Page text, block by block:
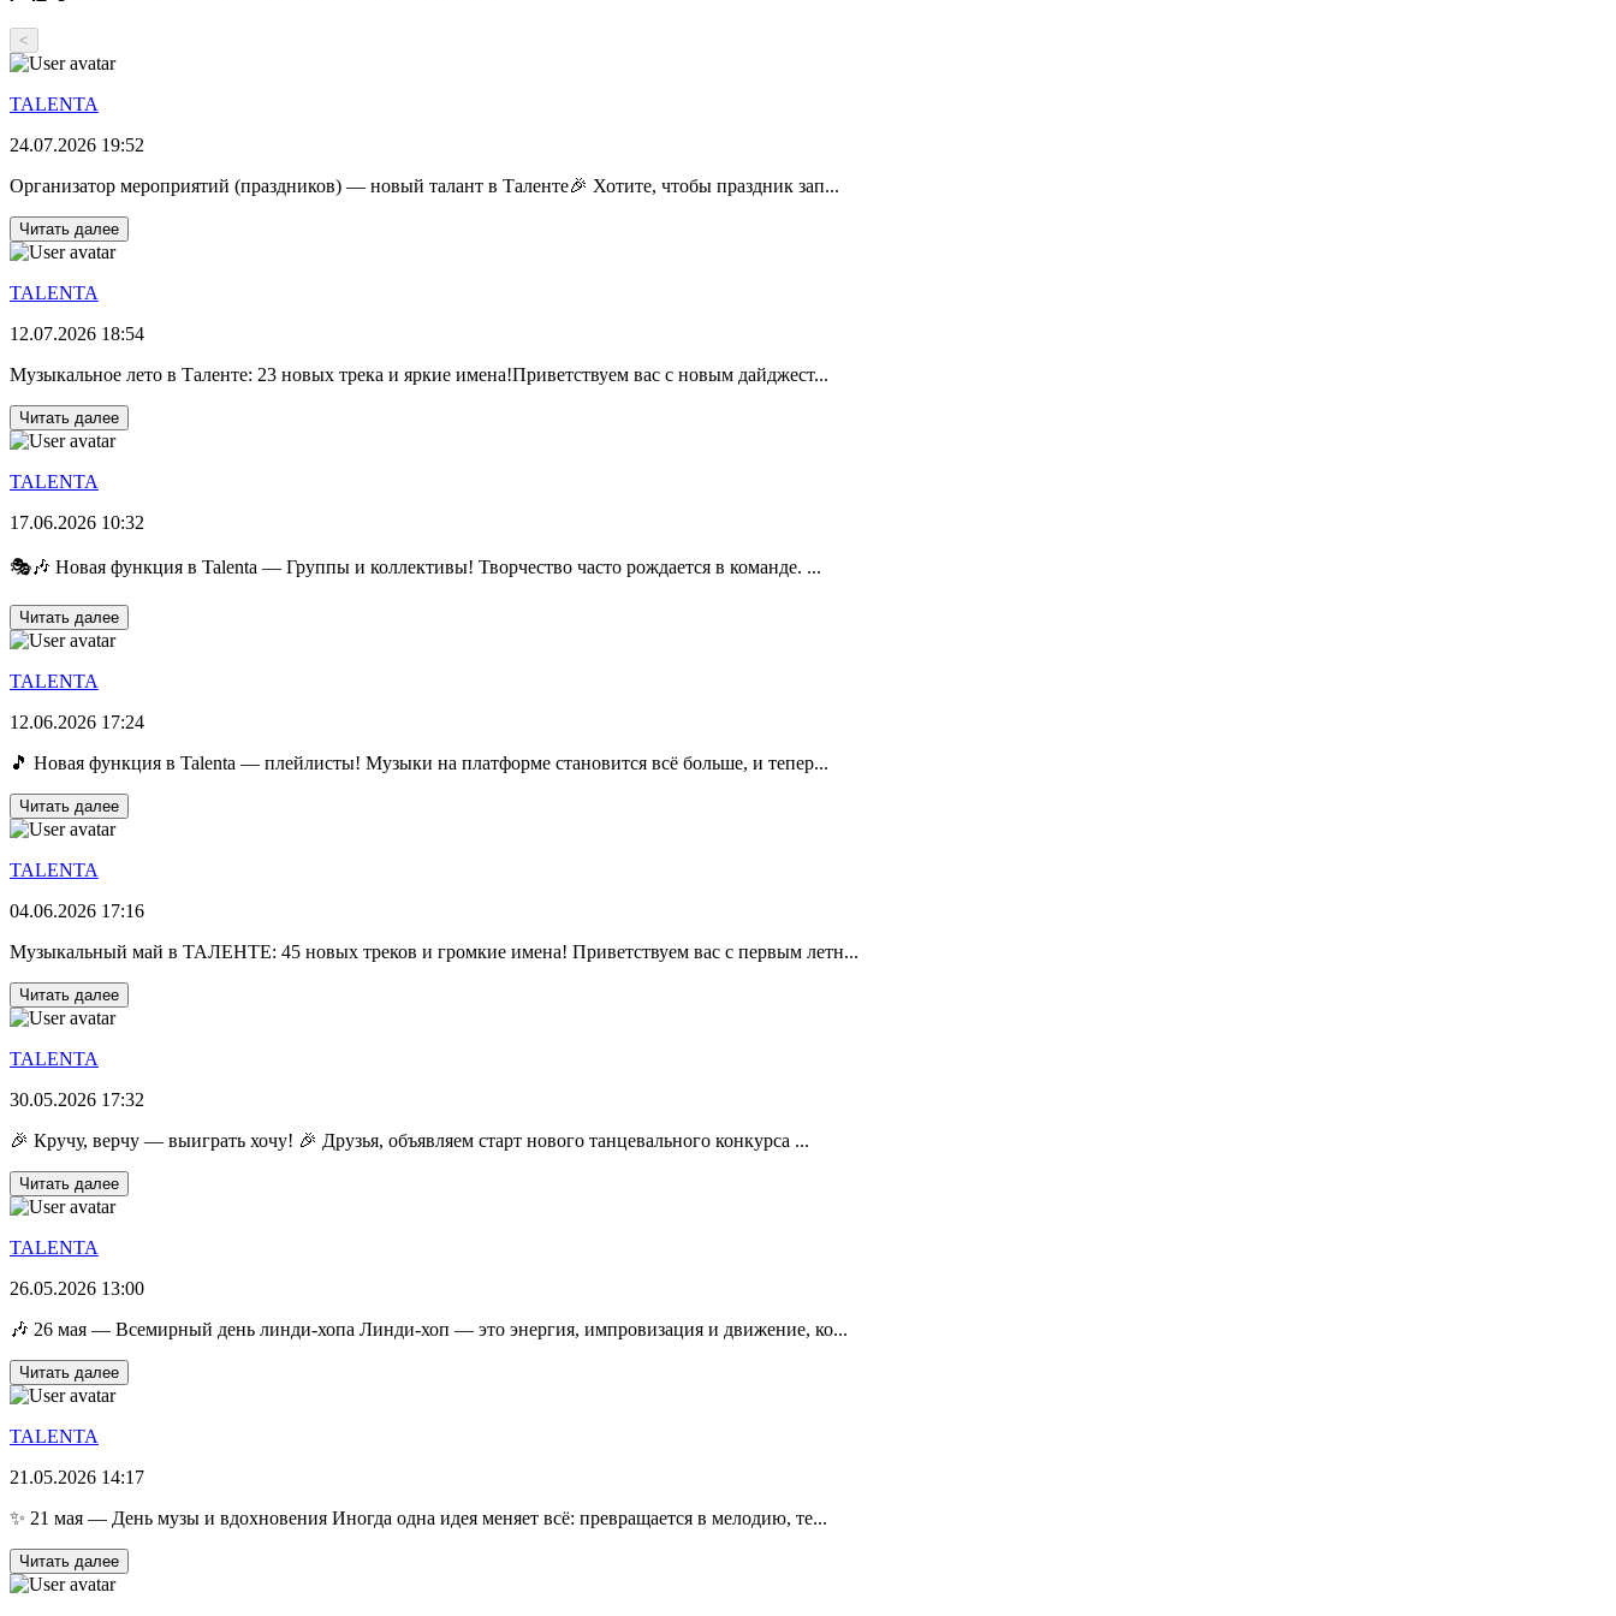
<
TALENTA
24.07.2026 19:52
Организатор мероприятий (праздников) — новый талант в Таленте🎉 Хотите, чтобы праздник зап...
Читать далее
TALENTA
12.07.2026 18:54
Музыкальное лето в Таленте: 23 новых трека и яркие имена!Приветствуем вас с новым дайджест...
Читать далее
TALENTA
17.06.2026 10:32
🎭🎶 Новая функция в Talenta — Группы и коллективы! Творчество часто рождается в команде. ...
Читать далее
TALENTA
12.06.2026 17:24
🎵 Новая функция в Talenta — плейлисты! Музыки на платформе становится всё больше, и тепер...
Читать далее
TALENTA
04.06.2026 17:16
Музыкальный май в ТАЛЕНТЕ: 45 новых треков и громкие имена! Приветствуем вас с первым летн...
Читать далее
TALENTA
30.05.2026 17:32
🎉 Кручу, верчу — выиграть хочу! 🎉 Друзья, объявляем старт нового танцевального конкурса ...
Читать далее
TALENTA
26.05.2026 13:00
🎶 26 мая — Всемирный день линди-хопа Линди-хоп — это энергия, импровизация и движение, ко...
Читать далее
TALENTA
21.05.2026 14:17
✨ 21 мая — День музы и вдохновения Иногда одна идея меняет всё: превращается в мелодию, те...
Читать далее